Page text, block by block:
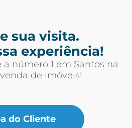
sua visita.
experiência!
a número 1 em Santos na
de imóveis!
do Cliente